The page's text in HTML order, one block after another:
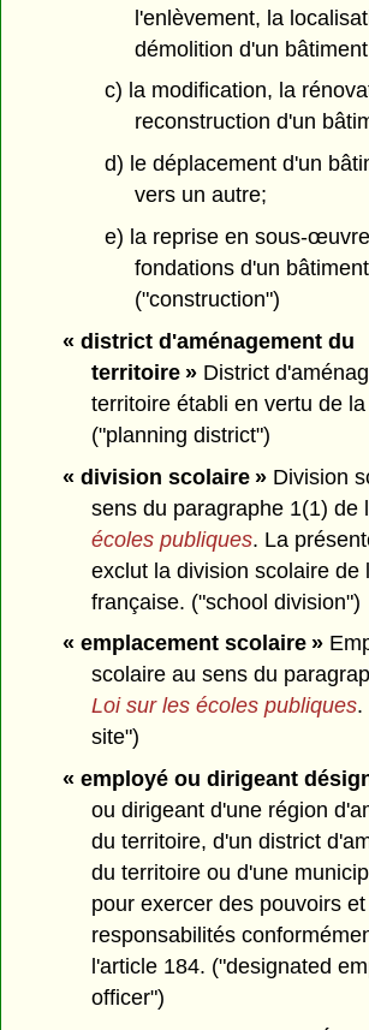
l'enlèvement, la
démolition d'un
c) la modification, la
reconstruction d'un
d) le déplacement d'un
vers un autre;
e) la reprise en sous-
fondations d'un
("construction")
« district d'aménagement du
territoire » District
territoire établi en vertu de
("planning district")
« division scolaire »Division
sens du paragraphe 1(1) de
écoles publiques. La
exclut la division scolaire de
française. ("school division")
« emplacement scolaire »
scolaire au sens du
Loi sur les écoles publiques.
site")
« employé ou dirigeant
ou dirigeant d'une région
du territoire, d'un district
du territoire ou d'une
pour exercer des pouvoirs
responsabilités
l'article 184. ("designated
officer")